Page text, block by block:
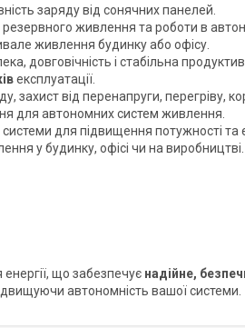
заряду від сонячних панелей.
живлення та роботи в
живлення будинку або офісу.
довговічність і стабільна
експлуатації.
захист від перенапруги, перегріву,
для автономних систем живлення.
для підвищення потужності та
у будинку, офісі чи на виробництві.
що забезпечує надійне,
автономність вашої системи.